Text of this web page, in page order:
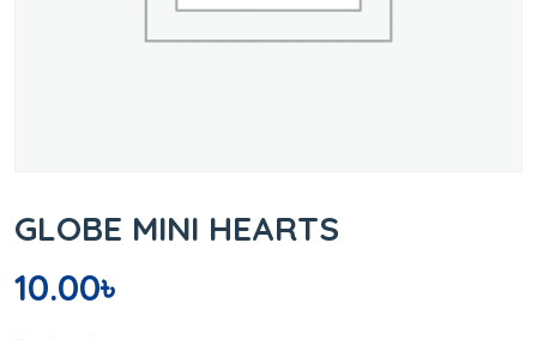
GLOBE MINI HEARTS
10.00৳